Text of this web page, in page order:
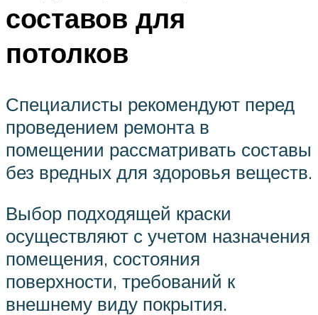
составов для
потолков
Специалисты рекомендуют перед
проведением ремонта в
помещении рассматривать составы
без вредных для здоровья веществ.
Выбор подходящей краски
осуществляют с учетом назначения
помещения, состояния
поверхности, требований к
внешнему виду покрытия.